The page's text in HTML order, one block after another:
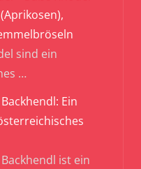
sind ein
…
Ein
ist ein